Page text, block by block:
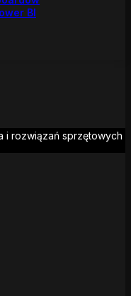
BI
i rozwiązań sprzętowych